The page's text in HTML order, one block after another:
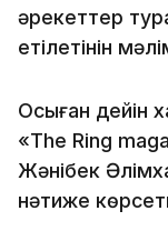
әрекеттер
етілетінін
Осыған дейін
«The Ring
Жәнібек
нәтиже